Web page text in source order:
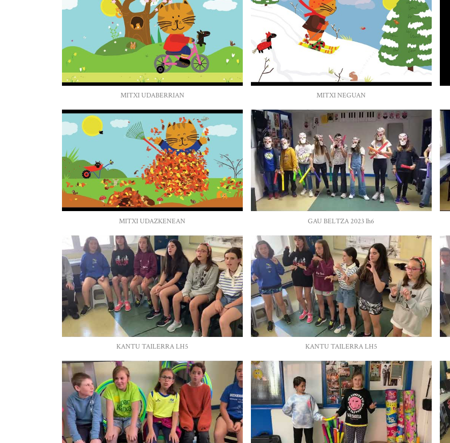
MITXI UDABERRIAN MITXI NEGUAN
MITXI UDAZKENEAN GAU BELTZA 2023 lh6
KANTU TAILERRA LH5 KANTU TAILERRA LH5